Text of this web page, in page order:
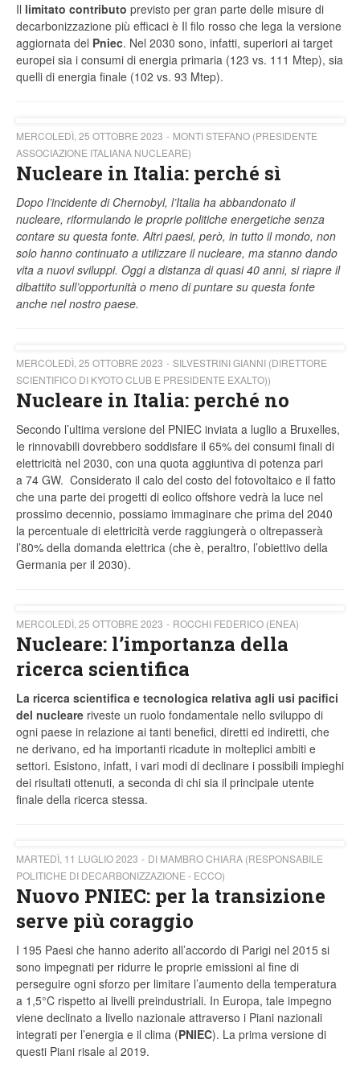
Il limitato contributo previsto per gran parte delle misure di
decarbonizzazione più efficaci è Il filo rosso che lega la versione
aggiornata del Pniec. Nel 2030 sono, infatti, superiori ai target
europei sia i consumi di energia primaria (123 vs. 111 Mtep), sia
quelli di energia finale (102 vs. 93 Mtep).
MERCOLEDÌ, 25 OTTOBRE 2023
MONTI STEFANO (PRESIDENTE
ASSOCIAZIONE ITALIANA NUCLEARE)
Nucleare in Italia: perché sì
Dopo l’incidente di Chernobyl, l’Italia ha abbandonato il
nucleare, riformulando le proprie politiche energetiche senza
contare su questa fonte. Altri paesi, però, in tutto il mondo, non
solo hanno continuato a utilizzare il nucleare, ma stanno dando
vita a nuovi sviluppi. Oggi a distanza di quasi 40 anni, si riapre il
dibattito sull’opportunità o meno di puntare su questa fonte
anche nel nostro paese.
MERCOLEDÌ, 25 OTTOBRE 2023
SILVESTRINI GIANNI (DIRETTORE
SCIENTIFICO DI KYOTO CLUB E PRESIDENTE EXALTO))
Nucleare in Italia: perché no
Secondo l’ultima versione del PNIEC inviata a luglio a Bruxelles,
le rinnovabili dovrebbero soddisfare il 65% dei consumi finali di
elettricità nel 2030, con una quota aggiuntiva di potenza pari
a 74 GW. Considerato il calo del costo del fotovoltaico e il fatto
che una parte dei progetti di eolico offshore vedrà la luce nel
prossimo decennio, possiamo immaginare che prima del 2040
la percentuale di elettricità verde raggiungerà o oltrepasserà
l’80% della domanda elettrica (che è, peraltro, l’obiettivo della
Germania per il 2030).
MERCOLEDÌ, 25 OTTOBRE 2023 ROCCHI FEDERICO (ENEA)
Nucleare: l’importanza della
ricerca scientifica
La ricerca scientifica e tecnologica relativa agli usi pacifici
del nucleare riveste un ruolo fondamentale nello sviluppo di
ogni paese in relazione ai tanti benefici, diretti ed indiretti, che
ne derivano, ed ha importanti ricadute in molteplici ambiti e
settori. Esistono, infatt, i vari modi di declinare i possibili impieghi
dei risultati ottenuti, a seconda di chi sia il principale utente
finale della ricerca stessa.
MARTEDÌ, 11 LUGLIO 2023
DI MAMBRO CHIARA (RESPONSABILE
POLITICHE DI DECARBONIZZAZIONE - ECCO)
Nuovo PNIEC: per la transizione
serve più coraggio
I 195 Paesi che hanno aderito all’accordo di Parigi nel 2015 si
sono impegnati per ridurre le proprie emissioni al fine di
perseguire ogni sforzo per limitare l’aumento della temperatura
a 1,5°C rispetto ai livelli preindustriali. In Europa, tale impegno
viene declinato a livello nazionale attraverso i Piani nazionali
integrati per l’energia e il clima (PNIEC). La prima versione di
questi Piani risale al 2019.